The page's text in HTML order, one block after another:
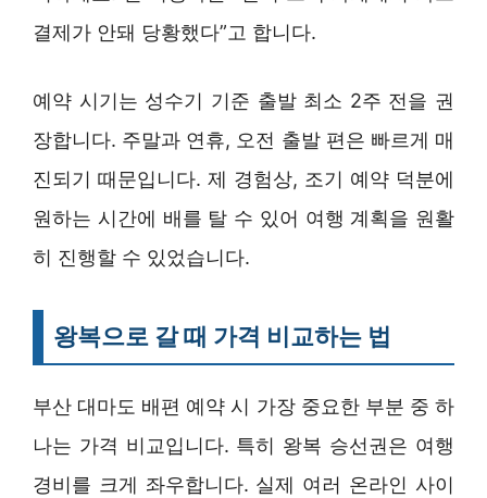
결제가 안돼 당황했다”고 합니다.
예약 시기는 성수기 기준 출발 최소 2주 전을 권
장합니다. 주말과 연휴, 오전 출발 편은 빠르게 매
진되기 때문입니다. 제 경험상, 조기 예약 덕분에
원하는 시간에 배를 탈 수 있어 여행 계획을 원활
히 진행할 수 있었습니다.
왕복으로 갈 때 가격 비교하는 법
부산 대마도 배편 예약 시 가장 중요한 부분 중 하
나는 가격 비교입니다. 특히 왕복 승선권은 여행
경비를 크게 좌우합니다. 실제 여러 온라인 사이